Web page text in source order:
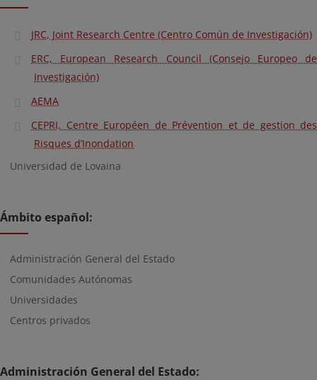
JRC, Joint Research Centre (Centro Común de Investigación)
ERC, European Research Council (Consejo Europeo de
Investigación)
AEMA
CEPRI, Centre Européen de Prévention et de gestion des
Risques d’Inondation
Universidad de Lovaina
Ámbito español:
Administración General del Estado
Comunidades Autónomas
Universidades
Centros privados
Administración General del Estado: